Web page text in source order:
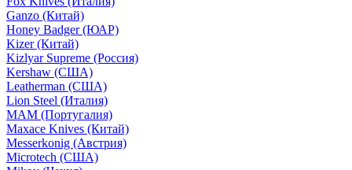
Ganzo (Китай)
Honey Badger (ЮАР)
Kizer (Китай)
Kizlyar Supreme (Россия)
Kershaw (США)
Leatherman (США)
Lion Steel (Италия)
MAM (Португалия)
Maxace Knives (Китай)
Messerkonig (Австрия)
Microtech (США)